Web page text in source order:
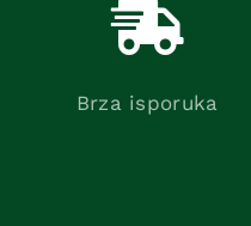
Brza isporuka